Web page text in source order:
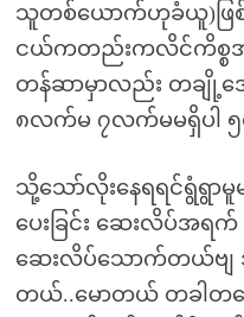
သူတစ်ယောက်ဟုခံယူ)ဖြ
ငယ်ကတည်းကလိင်ကိစ္စအင်
တန်ဆာမှာလည်း တချို့အ
၈လက်မ ၇လက်မမရှိပါ
သို့သော်လိုးနေရရင်ရွံရွာ
ပေးခြင်း ဆေးလိပ်အရက်
ဆေးလိပ်သောက်တယ်ဗျ
တယ်..မောတယ် တခါတလ